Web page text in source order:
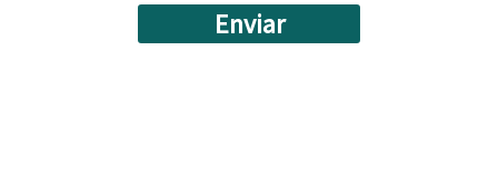
Enviar